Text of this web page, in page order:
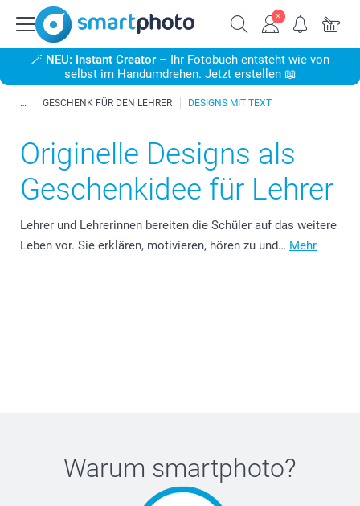
🪄 NEU: Instant Creator – Ihr Fotobuch entsteht wie von
selbst im Handumdrehen. Jetzt erstellen 📖
GESCHENK FÜR DEN LEHRER DESIGNS MIT TEXT
Originelle Designs als
Geschenkidee für Lehrer
Lehrer und Lehrerinnen bereiten die Schüler auf das weitere
Leben vor. Sie erklären, motivieren, hören zu und… Mehr
Warum smartphoto?